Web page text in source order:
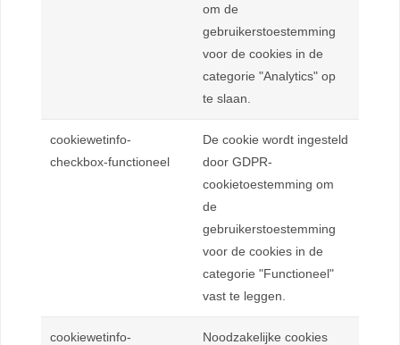
om de
gebruikerstoestemming
voor de cookies in de
categorie "Analytics" op
te slaan.
cookiewetinfo-
checkbox-functioneel
De cookie wordt ingesteld
door GDPR-
cookietoestemming om
de
gebruikerstoestemming
voor de cookies in de
categorie "Functioneel"
vast te leggen.
cookiewetinfo-
Noodzakelijke cookies